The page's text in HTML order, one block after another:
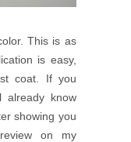
This is as
is easy,
coat. If you
already know
showing you
on my